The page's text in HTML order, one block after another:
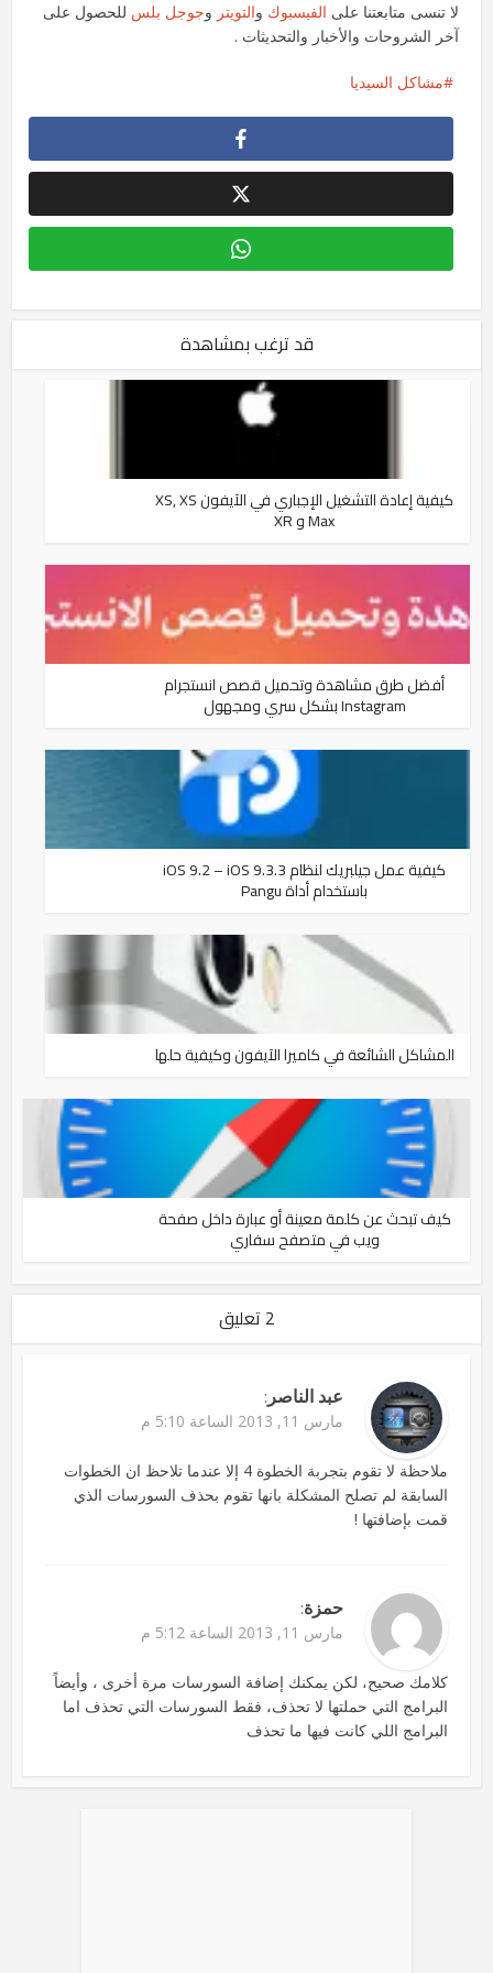
لا تنسى متابعتنا على الفيسبوك والتويتر وجوجل بلس للحصول على
آخر الشروحات والأخبار والتحديثات .
مشاكل السيديا
قد ترغب بمشاهدة
كيفية إعادة التشغيل الإجباري في الآيفون XS, XS
Max و XR
أفضل طرق مشاهدة وتحميل قصص انستجرام
Instagram بشكل سري ومجهول
كيفية عمل جيلبريك لنظام iOS 9.2 – iOS 9.3.3
باستخدام أداة Pangu
المشاكل الشائعة في كاميرا الآيفون وكيفية حلها
كيف تبحث عن كلمة معينة أو عبارة داخل صفحة
ويب في متصفح سفاري
2 تعليق
عبد الناصر :
مارس 11, 2013 الساعة 5:10 م
ملاحظة لا تقوم بتجربة الخطوة 4 إلا عندما تلاحظ ان الخطوات
السابقة لم تصلح المشكلة بانها تقوم بحذف السورسات الذي
قمت بإضافتها !
حمزة:
مارس 11, 2013 الساعة 5:12 م
كلامك صحيح، لكن يمكنك إضافة السورسات مرة أخرى ، وأيضاً
البرامج التي حملتها لا تحذف، فقط السورسات التي تحذف اما
البرامج اللي كانت فيها ما تحذف